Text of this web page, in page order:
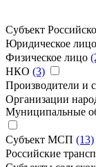
Субъект
Юридическое лицо
Физическое лицо
НКО (3)
Производители и
Организации
Муниципальные
Субъект МСП (13)
Российские